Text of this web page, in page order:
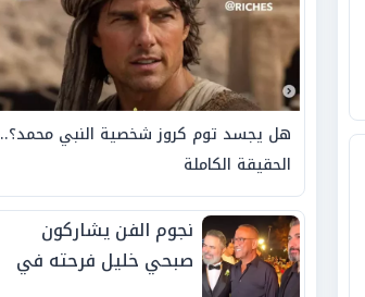
هل يجسد توم كروز شخصية النبي محمد؟..
الحقيقة الكاملة
نجوم الفن يشاركون
صبحي خليل فرحته في